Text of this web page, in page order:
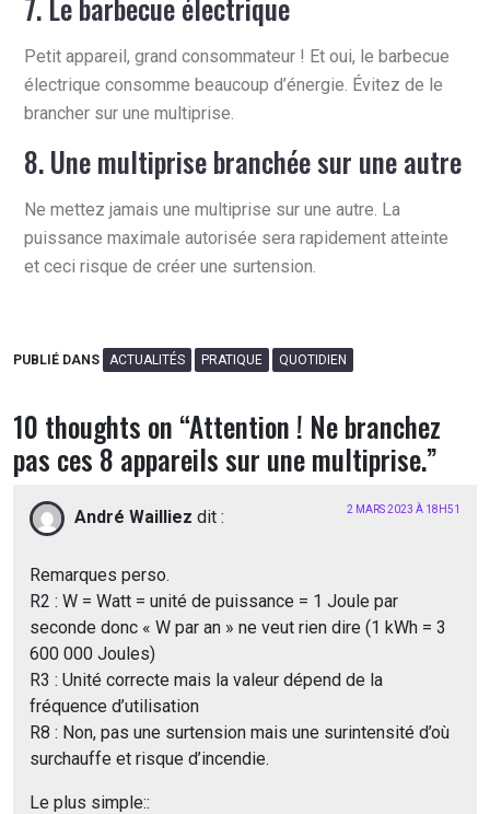
Petit appareil, grand consommateur ! Et oui, le barbecue
électrique consomme beaucoup d’énergie. Évitez de le
brancher sur une multiprise.
8. Une multiprise branchée sur une autre
Ne mettez jamais une multiprise sur une autre. La
puissance maximale autorisée sera rapidement atteinte
et ceci risque de créer une surtension.
PUBLIÉ DANS ACTUALITÉS PRATIQUE QUOTIDIEN
10 thoughts on “Attention ! Ne branchez
pas ces 8 appareils sur une multiprise.”
André Wailliez dit : 2 MARS 2023 À 18H51
Remarques perso.
R2 : W = Watt = unité de puissance = 1 Joule par
seconde donc « W par an » ne veut rien dire (1 kWh = 3
600 000 Joules)
R3 : Unité correcte mais la valeur dépend de la
fréquence d’utilisation
R8 : Non, pas une surtension mais une surintensité d’où
surchauffe et risque d’incendie.
Le plus simple::